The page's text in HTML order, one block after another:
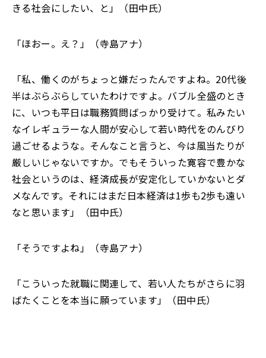
きる社会にしたい、と」（田中氏）
「ほおー。え？」（寺島アナ）
「私、働くのがちょっと嫌だったんですよね。20代後
半はぶらぶらしていたわけですよ。バブル全盛のとき
に、 いつも平日は職務質問ばっかり受けて。私みたい
なイレギュラーな人間が安心して若い時代をのんびり
過ごせるような。そんなこと言うと、今は風当たりが
厳しいじゃないですか。でもそういった寛容で豊かな
社会というのは、経済成長が安定化していかないとダ
メなんです。それにはまだ日本経済は1歩も2歩も遠い
なと思います」（田中氏）
「そうですよね」（寺島アナ）
「こういった就職に関連して、若い人たちがさらに羽
ばたくことを本当に願っています」 （田中氏）